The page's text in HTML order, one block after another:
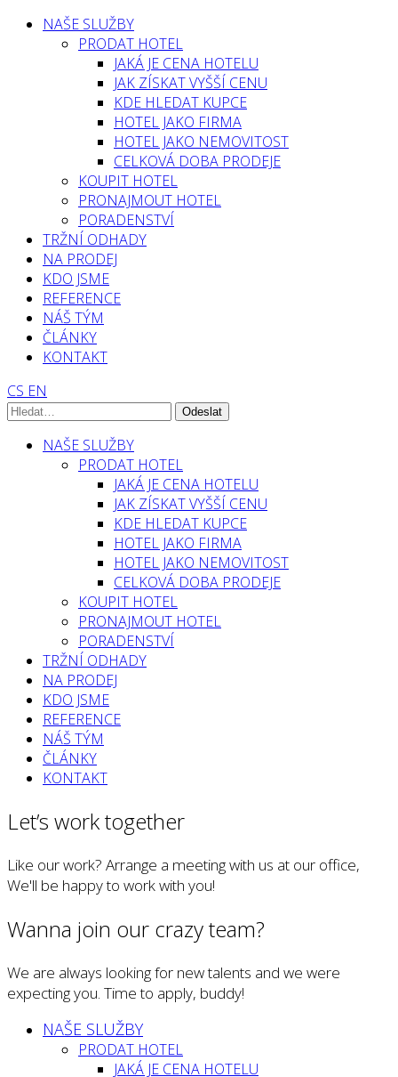
NAŠE SLUŽBY
PRODAT HOTEL
JAKÁ JE CENA HOTELU
JAK ZÍSKAT VYŠŠÍ CENU
KDE HLEDAT KUPCE
HOTEL JAKO FIRMA
HOTEL JAKO NEMOVITOST
CELKOVÁ DOBA PRODEJE
KOUPIT HOTEL
PRONAJMOUT HOTEL
PORADENSTVÍ
TRŽNÍ ODHADY
NA PRODEJ
KDO JSME
REFERENCE
NÁŠ TÝM
ČLÁNKY
KONTAKT
CS EN
NAŠE SLUŽBY
PRODAT HOTEL
JAKÁ JE CENA HOTELU
JAK ZÍSKAT VYŠŠÍ CENU
KDE HLEDAT KUPCE
HOTEL JAKO FIRMA
HOTEL JAKO NEMOVITOST
CELKOVÁ DOBA PRODEJE
KOUPIT HOTEL
PRONAJMOUT HOTEL
PORADENSTVÍ
TRŽNÍ ODHADY
NA PRODEJ
KDO JSME
REFERENCE
NÁŠ TÝM
ČLÁNKY
KONTAKT
Let’s work together
Like our work? Arrange a meeting with us at our office,
We'll be happy to work with you!
Wanna join our crazy team?
We are always looking for new talents and we were
expecting you. Time to apply, buddy!
NAŠE SLUŽBY
PRODAT HOTEL
JAKÁ JE CENA HOTELU